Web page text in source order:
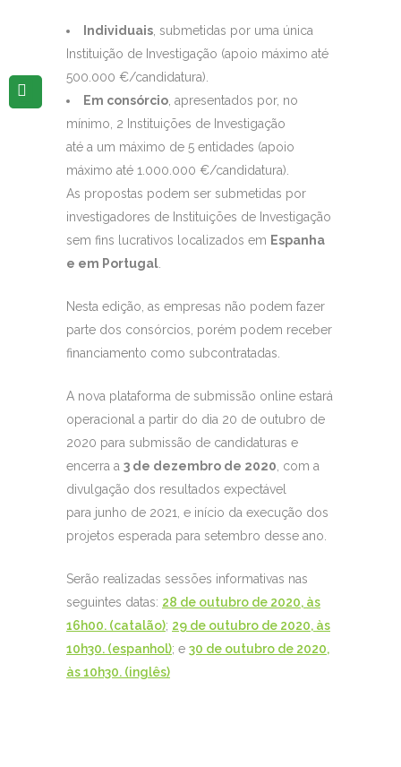
Individuais , submetidas por uma única
Instituição de Investigação (apoio máximo até
500.000 €/candidatura).
Em consórcio , apresentados por, no
mínimo, 2 Instituições de Investigação
até a um máximo de 5 entidades (apoio
máximo até 1.000.000 €/candidatura).
As propostas podem ser submetidas por
investigadores de Instituições de Investigação
sem fins lucrativos localizados em Espanha
e em Portugal
Nesta edição, as empresas não podem fazer
parte dos consórcios, porém podem receber
financiamento como subcontratadas.
A nova plataforma de submissão online estará
operacional a partir do dia 20 de outubro de
2020 para submissão de candidaturas e
encerra a 3 de dezembro de 2020 , com a
divulgação dos resultados expectável
para junho de 2021, e início da execução dos
projetos esperada para setembro desse ano.
Serão realizadas sessões informativas nas
seguintes datas: 28 de outubro de 2020, às
16h00. (catalão); 29 de outubro de 2020, às
10h30. (espanhol); e 30 de outubro de 2020,
às 10h30. (inglês)